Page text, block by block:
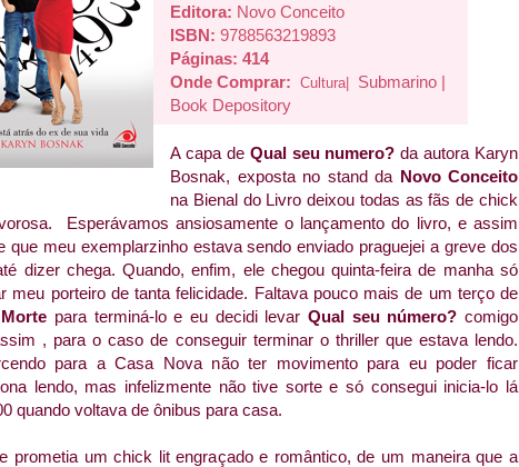
Editora: Novo Conceito
ISBN: 9788563219893
Páginas: 414
Onde Comprar: Cultura| Submarino |
Book Depository
A capa de Qual seu numero? da autora Karyn
Bosnak, exposta no stand da Novo Conceito
na Bienal do Livro deixou todas as fãs de chick
Esperávamos ansiosamente o lançamento do livro, e assim
que meu exemplarzinho estava sendo enviado praguejei a greve dos
dizer chega. Quando, enfim, ele chegou quinta-feira de manha só
meu porteiro de tanta felicidade. Faltava pouco mais de um terço de
para terminá-lo e eu decidi levarQual seu número? comigo
, para o caso de conseguir terminar o thriller que estava lendo.
para a Casa Nova não ter movimento para eu poder ficar
lendo, mas infelizmente não tive sorte e só consegui inicia-lo lá
quando voltava de ônibus para casa.
prometia um chick lit engraçado e romântico, de um maneira que a